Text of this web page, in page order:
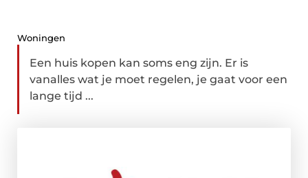
Woningen
Een huis kopen kan soms eng zijn. Er is
vanalles wat je moet regelen, je gaat voor een
lange tijd ...